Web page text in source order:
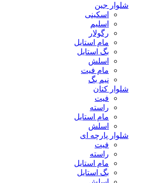
شلوار جین
اسکینی
اسلیم
رگولار
مام استایل
بگ استایل
اسلش
مام فیت
نیم بگ
شلوار کتان
فیت
راسته
مام استایل
اسلش
شلوار پارچه ای
فیت
راسته
مام استایل
بگ استایل